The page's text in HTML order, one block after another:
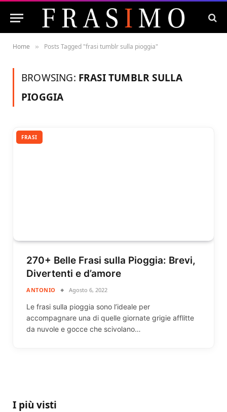
Home » Posts Tagged "frasi tumblr sulla pioggia"
BROWSING: FRASI TUMBLR SULLA
PIOGGIA
FRASI
270+ Belle Frasi sulla Pioggia: Brevi,
Divertenti e d’amore
ANTONIO Agosto 6, 2022
Le frasi sulla pioggia sono l’ideale per
accompagnare una di quelle giornate grigie afflitte
da nuvole e gocce che scivolano…
I più visti